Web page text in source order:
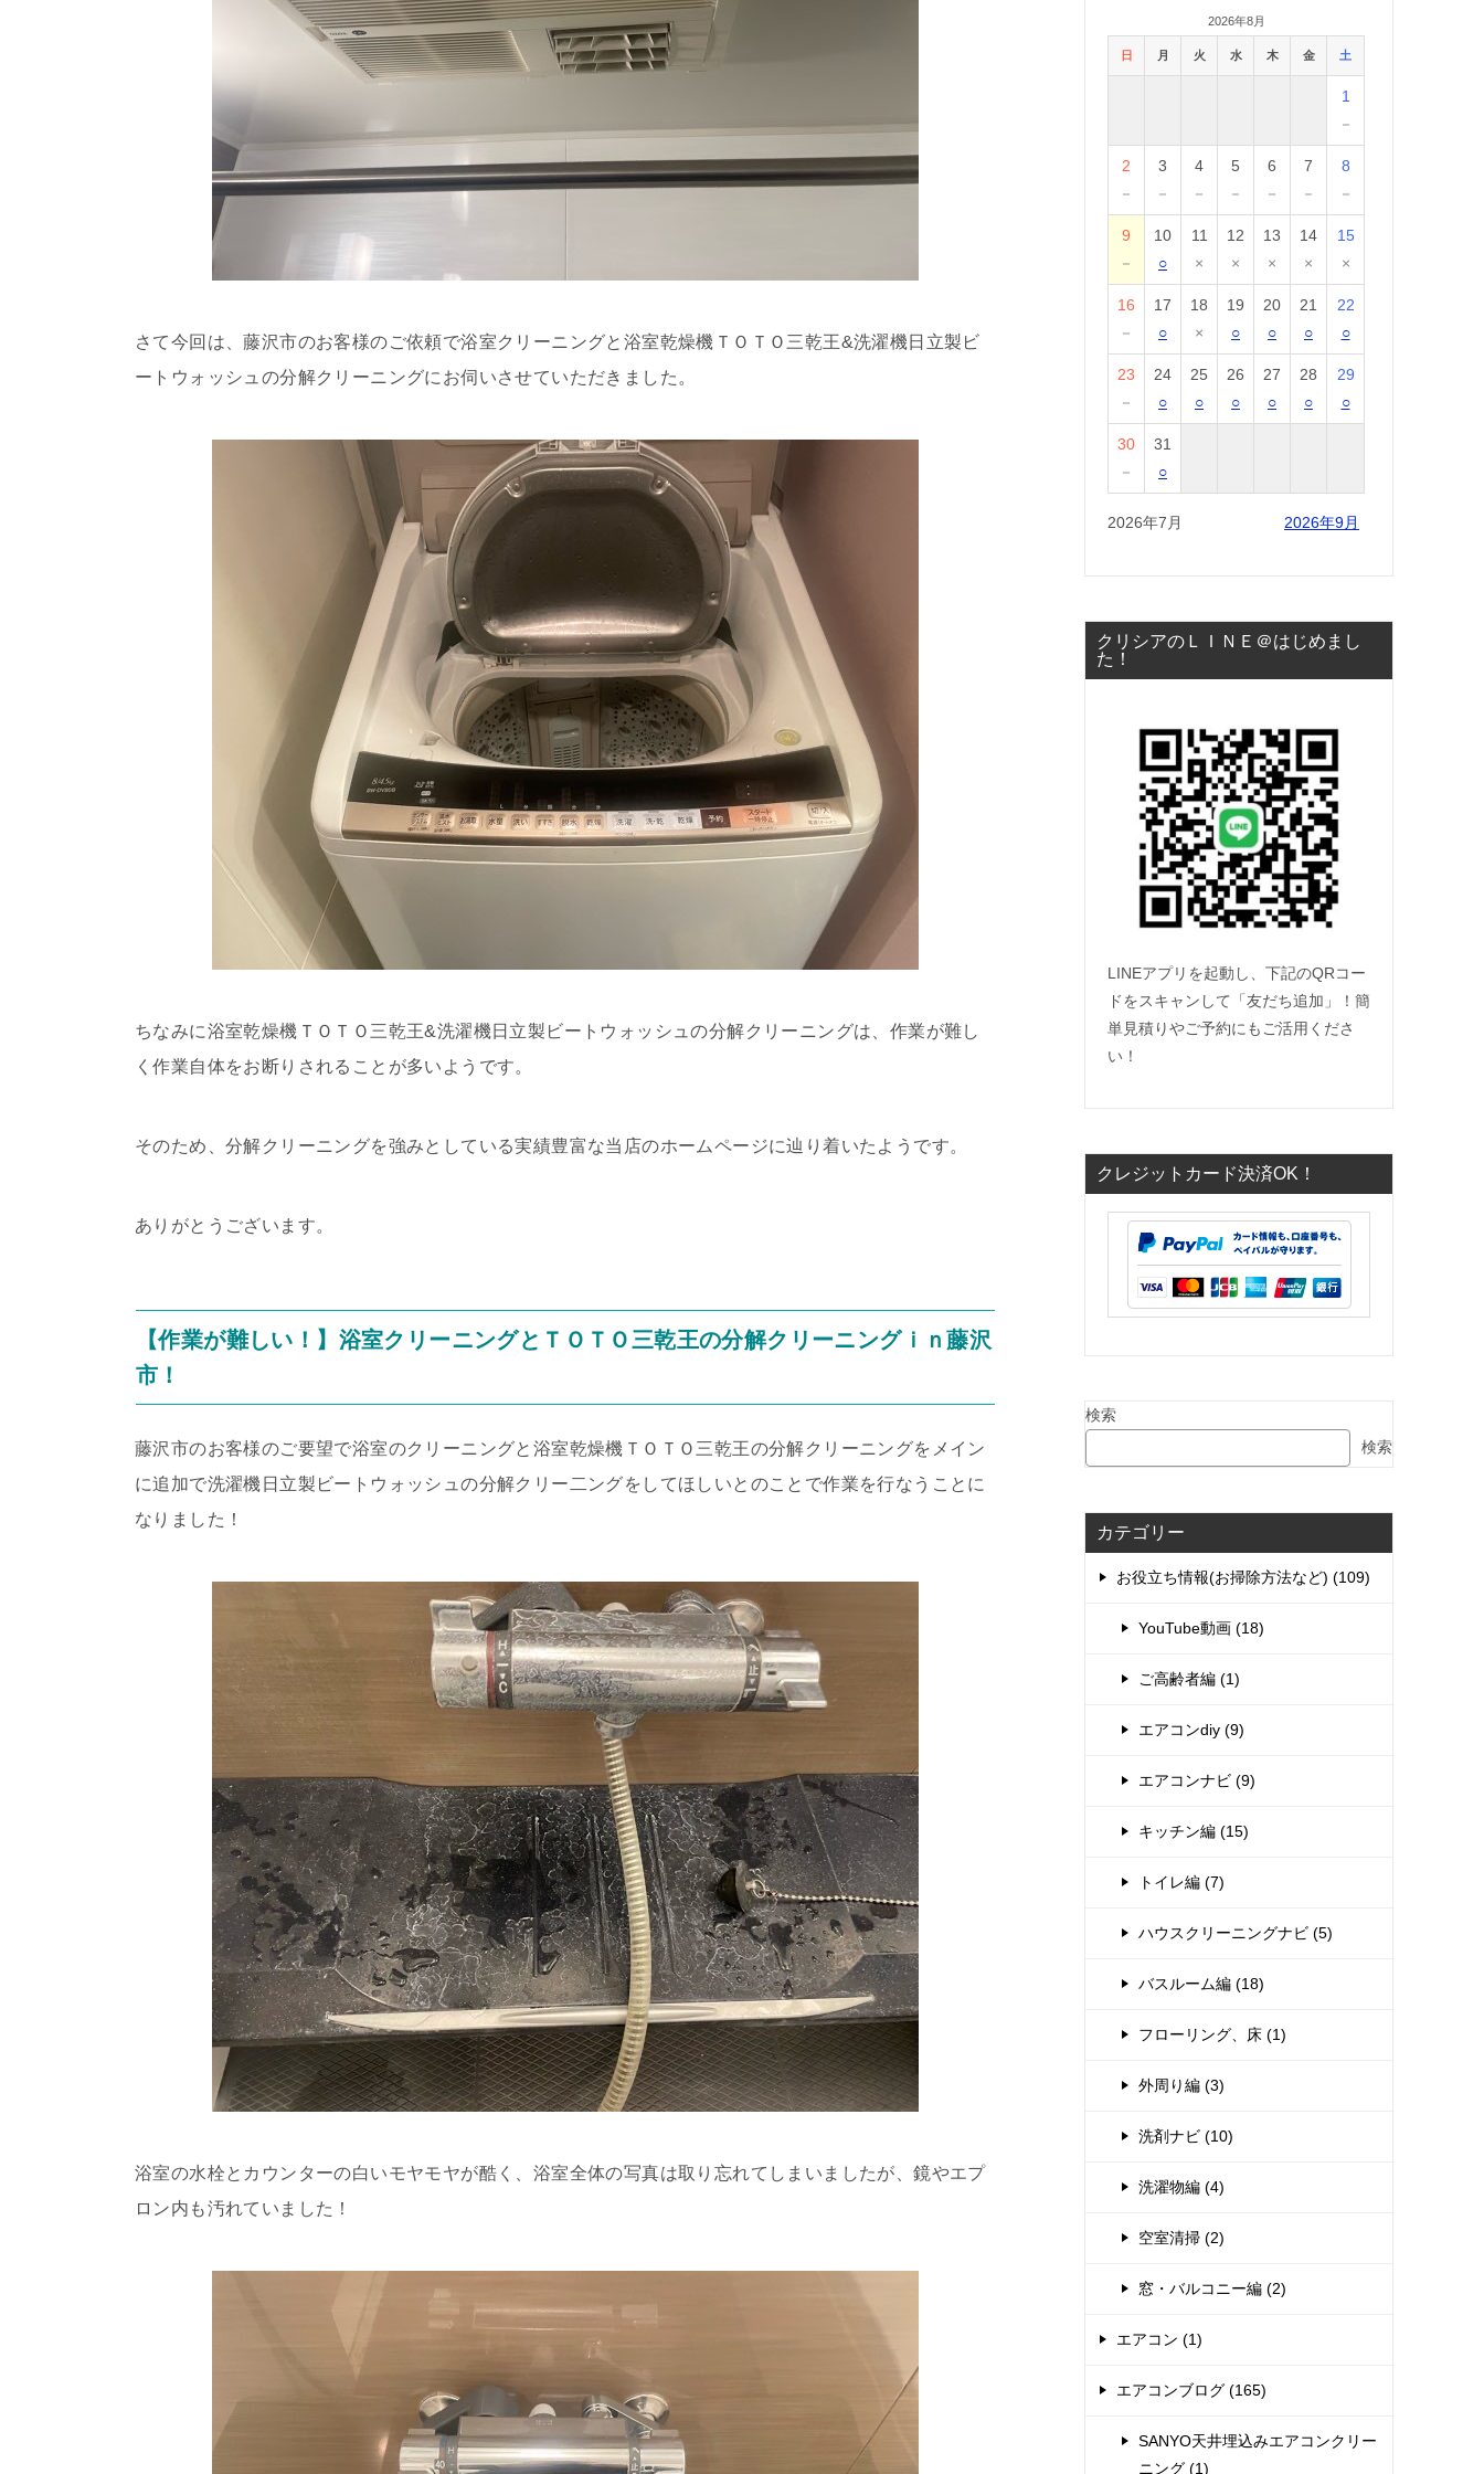
さて今回は、藤沢市のお客様のご依頼で浴室クリーニングと浴室乾燥機ＴＯＴＯ三乾王&洗濯機日立製ビ
ートウォッシュの分解クリーニングにお伺いさせていただきました。
ちなみに浴室乾燥機ＴＯＴＯ三乾王&洗濯機日立製ビートウォッシュの分解クリーニングは、作業が難し
く作業自体をお断りされることが多いようです。
そのため、分解クリーニングを強みとしている実績豊富な当店のホームページに辿り着いたようです。
ありがとうございます。
【作業が難しい！】浴室クリーニングとＴＯＴＯ三乾王の分解クリーニングｉｎ藤沢
市！
藤沢市のお客様のご要望で浴室のクリーニングと浴室乾燥機ＴＯＴＯ三乾王の分解クリーニングをメイン
に追加で洗濯機日立製ビートウォッシュの分解クリー二ングをしてほしいとのことで作業を行なうことに
なりました！
浴室の水栓とカウンターの白いモヤモヤが酷く、浴室全体の写真は取り忘れてしまいましたが、鏡やエプ
ロン内も汚れていました！
2026年8月
日 月 火 水 木 金 土
1
－
2
－
3
－
4
－
5
－
6
－
7
－
8
－
9
－
10
○
11
×
12
×
13
×
14
×
15
×
16
－
17
○
18
×
19
○
20
○
21
○
22
○
23
－
24
○
25
○
26
○
27
○
28
○
29
○
30
－
31
○
2026年7月 2026年9月
クリシアのＬＩＮＥ＠はじめまし
た！
LINEアプリを起動し、下記のQRコー
ドをスキャンして「友だち追加」！簡
単見積りやご予約にもご活用くださ
い！
クレジットカード決済OK！
検索
検索
カテゴリー
お役立ち情報(お掃除方法など) (109)
YouTube動画 (18)
ご高齢者編 (1)
エアコンdiy (9)
エアコンナビ (9)
キッチン編 (15)
トイレ編 (7)
ハウスクリーニングナビ (5)
バスルーム編 (18)
フローリング、床 (1)
外周り編 (3)
洗剤ナビ (10)
洗濯物編 (4)
空室清掃 (2)
窓・バルコニー編 (2)
エアコン (1)
エアコンブログ (165)
SANYO天井埋込みエアコンクリー
ニング (1)